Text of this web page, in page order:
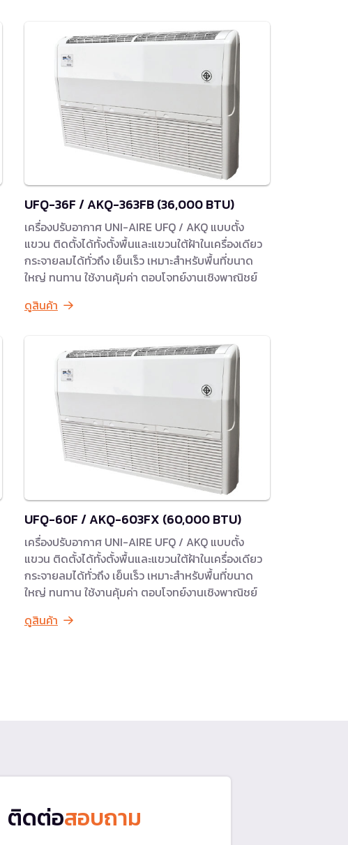
UFQ-36F / AKQ-363FB (36,000 BTU)
เครื่องปรับอากาศ UNI-AIRE UFQ / AKQ แบบตั้ง
แขวน ติดตั้งได้ทั้งตั้งพื้นและแขวนใต้ฝ้าในเครื่องเดียว
กระจายลมได้ทั่วถึง เย็นเร็ว เหมาะสำหรับพื้นที่ขนาด
ใหญ่ ทนทาน ใช้งานคุ้มค่า ตอบโจทย์งานเชิงพาณิชย์
ดูสินค้า
UFQ-60F / AKQ-603FX (60,000 BTU)
เครื่องปรับอากาศ UNI-AIRE UFQ / AKQ แบบตั้ง
แขวน ติดตั้งได้ทั้งตั้งพื้นและแขวนใต้ฝ้าในเครื่องเดียว
กระจายลมได้ทั่วถึง เย็นเร็ว เหมาะสำหรับพื้นที่ขนาด
ใหญ่ ทนทาน ใช้งานคุ้มค่า ตอบโจทย์งานเชิงพาณิชย์
ดูสินค้า
ติดต่อสอบถาม